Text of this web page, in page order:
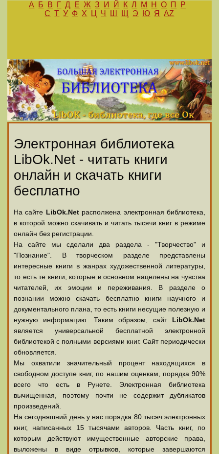
А Б В Г Д Е Ж З И Й К Л М Н О П
Р
С Т У Ф Х Ц Ч Ш Щ Э Ю Я AZ
Электронная библиотека
LibOk.Net - читать книги
онлайн и скачать книги
бесплатно
На сайте LibOk.Netрасполжена электронная библиотека,
в которой можно скачивать и читать тысячи книг в режиме
онлайн без регистрации.
На сайте мы сделали два раздела - "Творчество" и
"Познание". В творческом разделе представлены
интересные книги в жанрах художественной литературы,
то есть те книги, которые в основном нацелены на чувства
читателей, их эмоции и переживания. В разделе о
познании можно скачать бесплатно книги научного и
документального плана, то есть книги несущие полезную и
нужную информацию. Таким образом, сайт LibOk.Net
является универсальной бесплатной электронной
библиотекой с полными версиями книг. Сайт периодически
обновляется.
Мы охватили значительный процент находящихся в
свободном доступе книг, по нашим оценкам, порядка 90%
всего что есть в Рунете. Электронная библиотека
вычищенная, поэтому почти не содержит дубликатов
произведений.
На сегодняшний день у нас порядка 80 тысяч электронных
книг, написанных 15 тысячами авторов. Часть книг, по
которым действуют имущественные авторские права,
выложены в виде отрывков, которые завершаются